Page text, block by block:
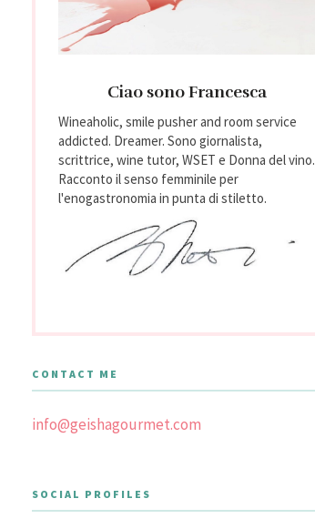
Ciao sono Francesca
Wineaholic, smile pusher and room service
addicted. Dreamer. Sono giornalista,
scrittrice, wine tutor, WSET e Donna del vino.
Racconto il senso femminile per
l'enogastronomia in punta di stiletto.
CONTACT ME
info@geishagourmet.com
SOCIAL PROFILES